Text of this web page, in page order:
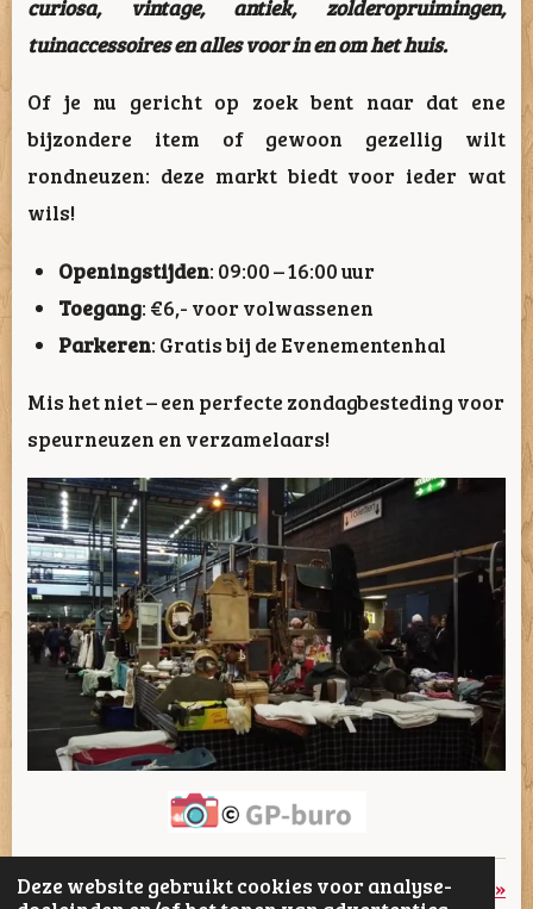
Deze website gebruikt cookies voor analyse-
curiosa, vintage, antiek, zolderopruimingen,
tuinaccessoires en alles voor in en om het huis.
Of je nu gericht op zoek bent naar dat ene
bijzondere item of gewoon gezellig wilt
rondneuzen: deze markt biedt voor ieder wat
wils!
Openingstijden: 09:00 – 16:00 uur
Toegang: €6,- voor volwassenen
Parkeren: Gratis bij de Evenementenhal
Mis het niet – een perfecte zondagbesteding voor
speurneuzen en verzamelaars!
«Vorige Volgende »